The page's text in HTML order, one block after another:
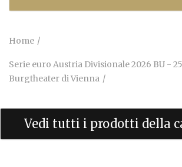
Home
Serie euro Austria Divisionale 2026 BU -
Burgtheater di Vienna
Vedi tutti i prodotti della